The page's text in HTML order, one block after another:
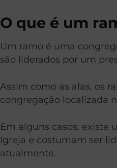
O que é um
Um ramo é uma
são liderados por um
Assim como as alas, os
congregação localizada
Em alguns casos, existe
Igreja e costumam ser
atualmente.